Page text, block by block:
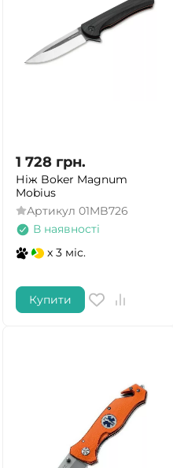
1 728 грн.
Ніж Boker Magnum
Mobius
Артикул 01MB726
В наявності
x 3 міс.
Купити